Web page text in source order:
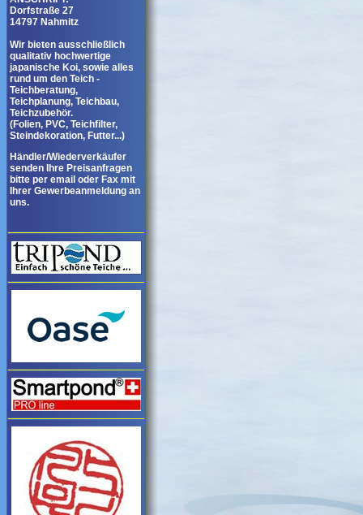
Dorfstraße 27
14797 Nahmitz
Wir bieten ausschließlich
qualitativ hochwertige
japanische Koi, sowie alles
rund um den Teich -
Teichberatung,
Teichplanung, Teichbau,
Teichzubehör.
(Folien, PVC, Teichfilter,
Steindekoration, Futter...)
Händler/Wiederverkäufer
senden Ihre Preisanfragen
bitte per email oder Fax mit
Ihrer Gewerbeanmeldung an
uns.